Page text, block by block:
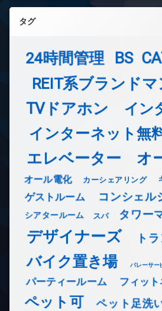
タグ
24時間管理 BS
REIT系ブランド
TVドアホン イン
インターネット無
エレベーター オ
オール電化 カーシェアリング
ゲストルーム コンシェル
シアタールーム スパ タワー
デザイナーズ ト
バイク置き場 バレーサー
パーティールーム フィッ
ペット可 ペット足洗